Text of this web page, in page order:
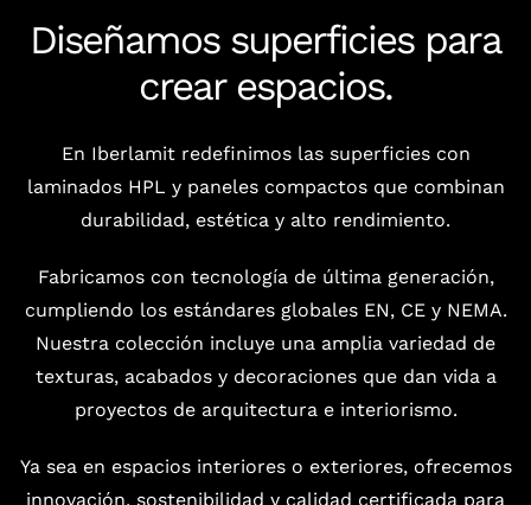
Diseñamos superficies para
crear espacios.
En Iberlamit redefinimos las superficies con
laminados HPL y paneles compactos que combinan
durabilidad, estética y alto rendimiento.
Fabricamos con tecnología de última generación,
cumpliendo los estándares globales EN, CE y NEMA.
Nuestra colección incluye una amplia variedad de
texturas, acabados y decoraciones que dan vida a
proyectos de arquitectura e interiorismo.
Ya sea en espacios interiores o exteriores, ofrecemos
innovación, sostenibilidad y calidad certificada para